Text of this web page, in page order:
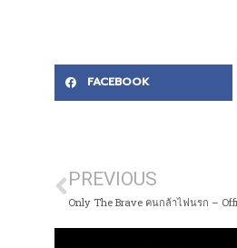
FACEBOOK
PREVIOUS
Only The Brave คนกล้าไฟนรก –